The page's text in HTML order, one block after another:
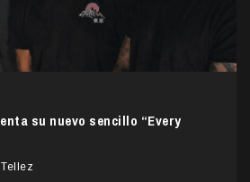
su nuevo sencillo “Every